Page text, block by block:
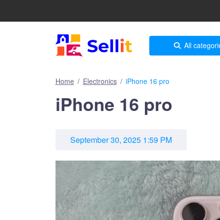
All
Home Electronics iPhone 16 pro
iPhone 16 pro
September 30, 2025 1:59 PM